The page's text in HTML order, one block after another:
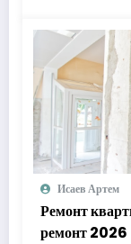
Исаев Артем
Ремонт
ремонт 2026